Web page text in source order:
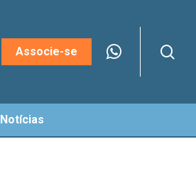
Associe-se
Notícias